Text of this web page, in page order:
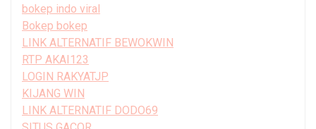
bokep indo viral
Bokep bokep
LINK ALTERNATIF BEWOKWIN
RTP AKAI123
LOGIN RAKYATJP
KIJANG WIN
LINK ALTERNATIF DODO69